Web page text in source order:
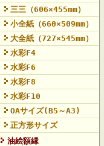
三三（606×455mm）
小全紙（660×509mm）
大全紙（727×545mm）
水彩F4
水彩F6
水彩F8
水彩F10
OAサイズ(B5～A3)
正方形サイズ
油絵額縁